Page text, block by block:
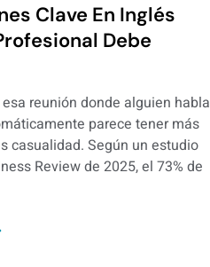
Clave En Inglés
Debe
reunión donde alguien habla
parece tener más
casualidad. Según un estudio
Review de 2025, el 73% de